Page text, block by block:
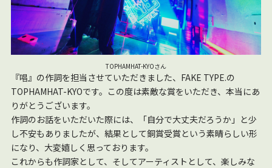
TOPHAMHAT-KYOさん
『唱』の作詞を担当させていただきました、FAKE TYPE.の
TOPHAMHAT-KYOです。この度は素敵な賞をいただき、本当にあ
りがとうございます。
作詞のお話をいただいた際には、「自分で大丈夫だろうか」と少
し不安もありましたが、結果として銅賞受賞という素晴らしい形
になり、大変嬉しく思っております。
これからも作詞家として、そしてアーティストとして、楽しみな